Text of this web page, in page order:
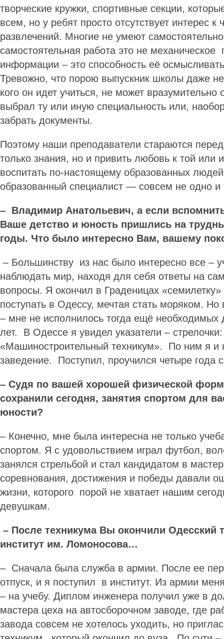
творческие кружки, спортивные секции,
всем, но у ребят просто отсутствует интерес
развлечений. Многие не умеют
самостоятельная работа это не механическое
информации – это способность её
Тревожно, что порою выпускник школы даже
кого он идет учиться, не может вразумительно
выбрал ту или иную специальность или,
забрать документы.
Поэтому наши преподаватели стараются
только знания, но и привить любовь к той или
воспитать по-настоящему образованных
образованный специалист — совсем не одно
– Владимир Анатольевич, а если
Ваше детство и юность пришлись на
годы. Что было интересно Вам, вашему
– Большинству из нас было интересно все –
наблюдать мир, находя для себя ответы на
вопросы. Я окончил в Граденицах
поступать в Одессу, мечтая стать моряком.
– мне не исполнилось тогда ещё необходимых
лет. В Одессе я увидел указатели – стрелочки:
«Машиностроительный техникум». По ним я и
заведение. Поступил, проучился четыре года
– Судя по вашей хорошей физической
сохранили сегодня, занятия спортом для
юности?
– Конечно, мне была интересна не только
спортом. Я с удовольствием играл футбол,
занялся стрельбой и стал кандидатом в
соревнования, достижения и победы давали
жизни, которого порой не хватает нашим
девушкам.
– После техникума Вы окончили Одесский
институт им. Ломоносова…
– Сначала была служба в армии. После ее
отпуск, и я поступил в институт. Из армии
– на учебу. Диплом инженера получил уже в
мастера цеха на автосборочном заводе, где
завода совсем не хотелось уходить, но